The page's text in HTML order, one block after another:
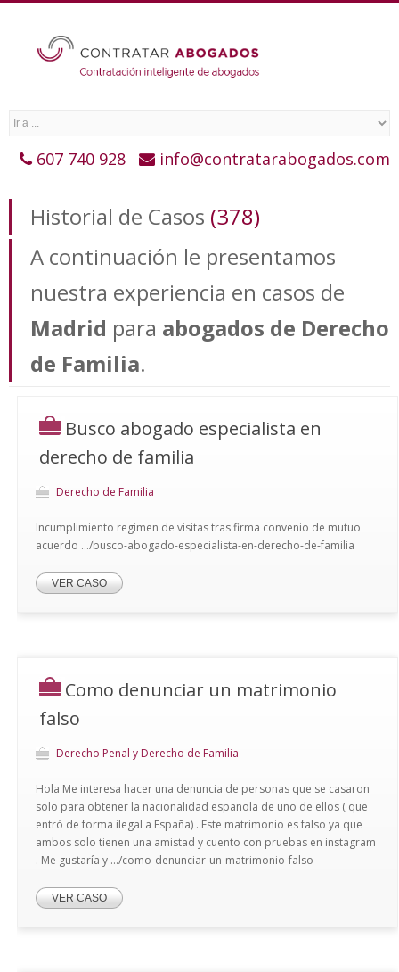
607 740 928 info@contratarabogados.com
Historial de Casos (378)
A continuación le presentamos
nuestra experiencia en casos de
Madrid para abogados de Derecho
de Familia.
Busco abogado especialista en
derecho de familia
Derecho de Familia
Incumplimiento regimen de visitas tras firma convenio de mutuo
acuerdo .../busco-abogado-especialista-en-derecho-de-familia
VER CASO
Como denunciar un matrimonio
falso
Derecho Penal y Derecho de Familia
Hola Me interesa hacer una denuncia de personas que se casaron
solo para obtener la nacionalidad española de uno de ellos ( que
entró de forma ilegal a España) . Este matrimonio es falso ya que
ambos solo tienen una amistad y cuento con pruebas en instagram
. Me gustaría y .../como-denunciar-un-matrimonio-falso
VER CASO